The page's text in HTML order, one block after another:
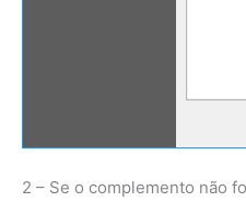
2 – Se o complemento não